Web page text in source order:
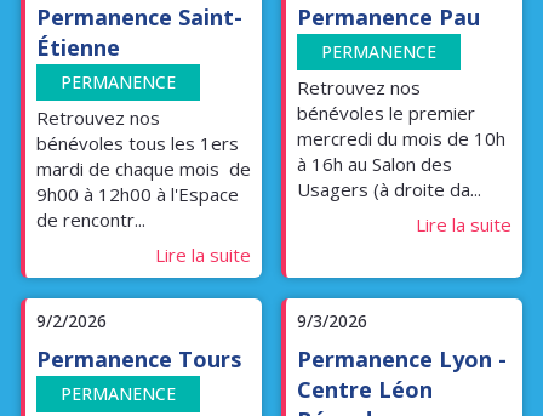
Permanence Saint-
Étienne
PERMANENCE
Retrouvez nos
bénévoles tous les 1ers
mardi de chaque mois de
9h00 à 12h00 à l'Espace
de rencontr...
Lire la suite
Permanence Pau
PERMANENCE
Retrouvez nos
bénévoles le premier
mercredi du mois de 10h
à 16h au Salon des
Usagers (à droite da...
Lire la suite
Permanence Tours
PERMANENCE
9/2/2026
Permanence Lyon -
Centre Léon
9/3/2026